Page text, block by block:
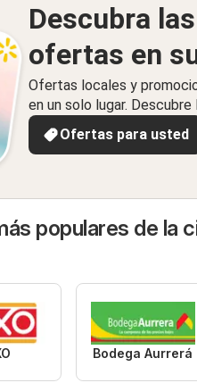
Descubra
ofertas en
Ofertas locales y
en un solo lugar.
Ofertas para usted
populares de la
Bodega Aurrerá